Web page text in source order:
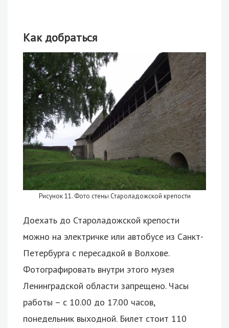
Как добраться
Рисунок 11. Фото стены Староладожской крепости
Доехать до Староладожской крепости
можно на электричке или автобусе из Санкт-
Петербурга с пересадкой в Волхове.
Фотографировать внутри этого музея
Ленинградской области запрещено. Часы
работы – с 10.00 до 17.00 часов,
понедельник выходной. Билет стоит 110